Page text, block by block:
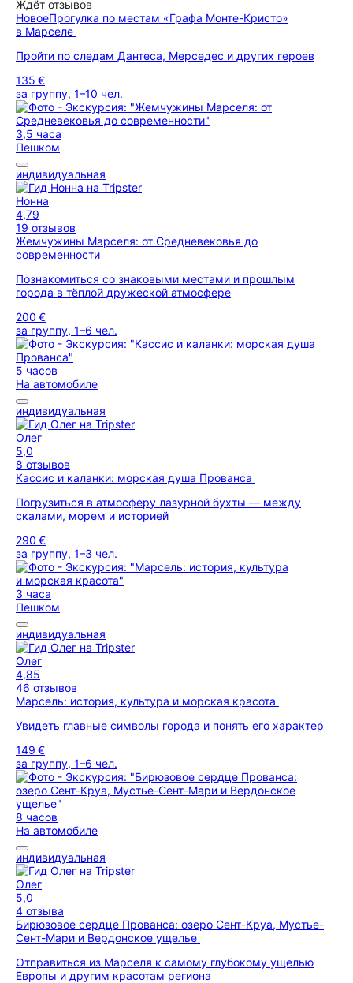
Ждёт отзывов
НовоеПрогулка по местам «Графа Монте-Кристо»
в Марселе
Пройти по следам Дантеса, Мерседес и других героев
135 €
за группу, 1–10 чел.
3,5 часа
Пешком
индивидуальная
Нонна
4,79
19 отзывов
Жемчужины Марселя: от Средневековья до
современности
Познакомиться со знаковыми местами и прошлым
города в тёплой дружеской атмосфере
200 €
за группу, 1–6 чел.
5 часов
На автомобиле
индивидуальная
Олег
5,0
8 отзывов
Кассис и каланки: морская душа Прованса
Погрузиться в атмосферу лазурной бухты — между
скалами, морем и историей
290 €
за группу, 1–3 чел.
3 часа
Пешком
индивидуальная
Олег
4,85
46 отзывов
Марсель: история, культура и морская красота
Увидеть главные символы города и понять его характер
149 €
за группу, 1–6 чел.
8 часов
На автомобиле
индивидуальная
Олег
5,0
4 отзыва
Бирюзовое сердце Прованса: озеро Сент-Круа, Мустье-
Сент-Мари и Вердонское ущелье
Отправиться из Марселя к самому глубокому ущелью
Европы и другим красотам региона